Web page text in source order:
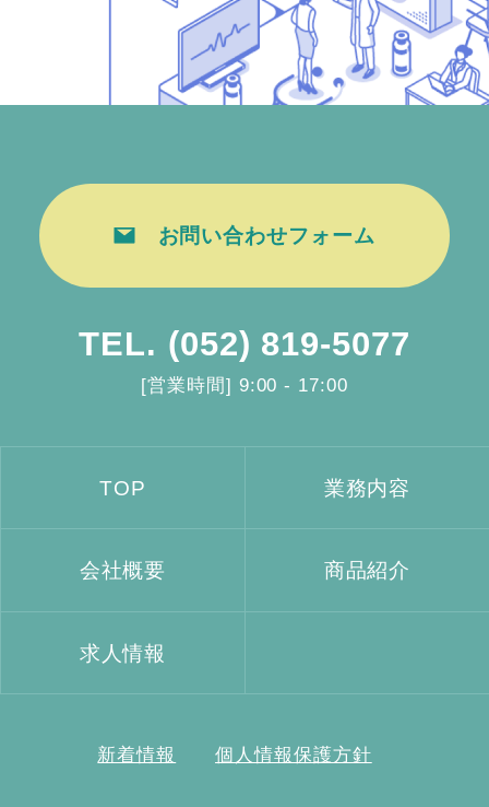
お問い合わせフォーム
TEL. (052) 819-5077
[営業時間] 9:00 - 17:00
TOP 業務内容
会社概要 商品紹介
求人情報
新着情報 個人情報保護方針